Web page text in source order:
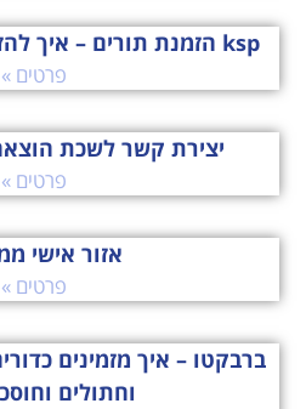
ksp הזמנת תורים – איך להזמין תור לסניף KSP?
פרטים »
יצירת קשר לשכת
פרטים »
אזור אישי
פרטים »
ברבקטו – איך מזמינים
וחתולים